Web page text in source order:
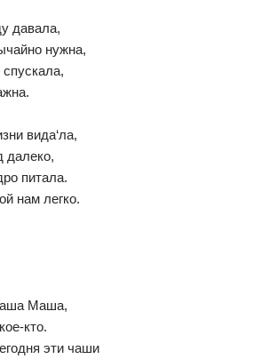
давала,
нужна,
вида‘ла,
далеко,
питала.
нам легко.
Маша,
кто.
эти чаши